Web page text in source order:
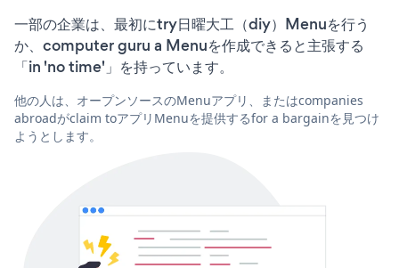
一部の企業は、最初にtry日曜大工（diy）Menuを行う
か、computer guru a Menuを作成できると主張する
「in 'no time'」を持っています。
他の人は、オープンソースのMenuアプリ、またはcompanies
abroadがclaim toアプリMenuを提供するfor a bargainを見つけ
ようとします。